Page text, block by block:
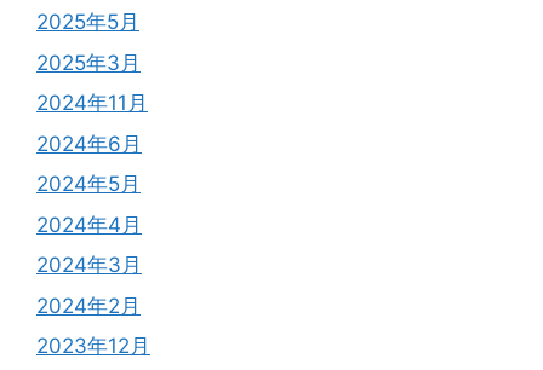
2025年5月
2025年3月
2024年11月
2024年6月
2024年5月
2024年4月
2024年3月
2024年2月
2023年12月